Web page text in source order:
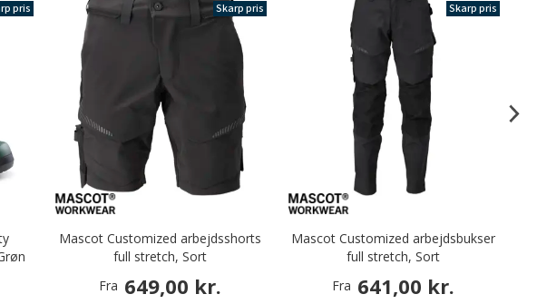
pris
Skarp pris
Mascot Customized arbejdsshorts
full stretch, Sort
Fra 649,00 kr.
Skarp pris
Mascot Customized arbejdsbukser
full stretch, Sort
Fra 641,00 kr.